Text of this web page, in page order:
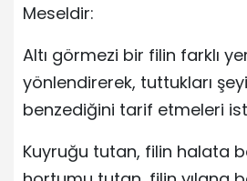
Meseldir:
Altı görmezi bir filin farklı
yönlendirerek, tuttukları
benzediğini tarif etmeleri
Kuyruğu tutan, filin halata